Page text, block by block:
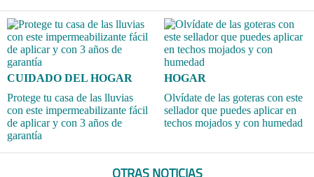
CUIDADO DEL HOGAR
Protege tu casa de las lluvias
con este impermeabilizante fácil
de aplicar y con 3 años de
garantía
HOGAR
Olvídate de las goteras con este
sellador que puedes aplicar en
techos mojados y con humedad
OTRAS NOTICIAS